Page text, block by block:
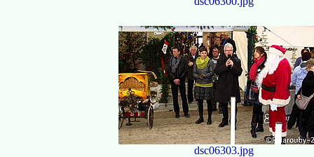
dsc06303.jpg